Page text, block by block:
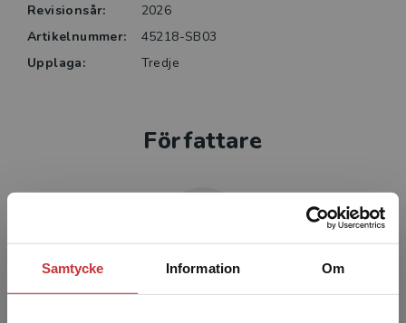
Samtycke Information Om
Revisionsår:
2026
Artikelnummer:
45218-SB03
Upplaga:
Tredje
Författare
Niklas Folkegård Gradin